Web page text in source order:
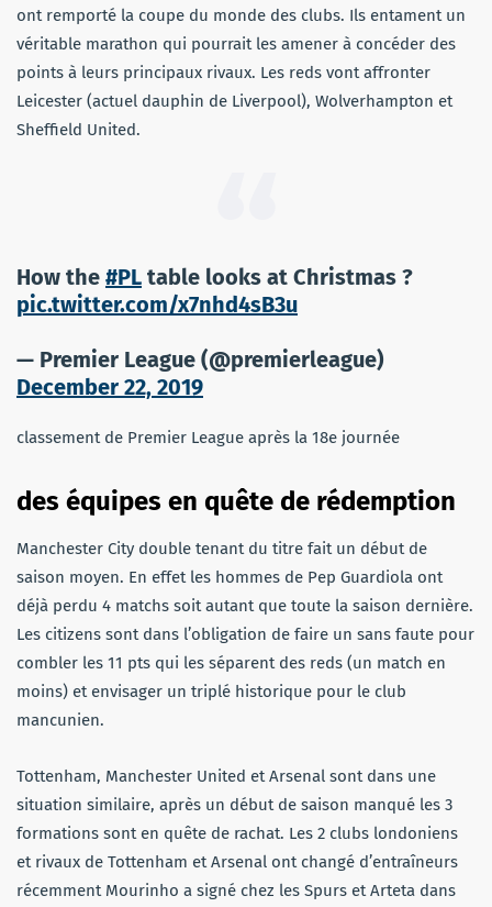
ont remporté la coupe du monde des clubs. Ils entament un
véritable marathon qui pourrait les amener à concéder des
points à leurs principaux rivaux. Les reds vont affronter
Leicester (actuel dauphin de Liverpool), Wolverhampton et
Sheffield United.
How the #PL table looks at Christmas ?
pic.twitter.com/x7nhd4sB3u
— Premier League (@premierleague)
December 22, 2019
classement de Premier League après la 18e journée
des équipes en quête de rédemption
Manchester City double tenant du titre fait un début de
saison moyen. En effet les hommes de Pep Guardiola ont
déjà perdu 4 matchs soit autant que toute la saison dernière.
Les citizens sont dans l’obligation de faire un sans faute pour
combler les 11 pts qui les séparent des reds (un match en
moins) et envisager un triplé historique pour le club
mancunien.
Tottenham, Manchester United et Arsenal sont dans une
situation similaire, après un début de saison manqué les 3
formations sont en quête de rachat. Les 2 clubs londoniens
et rivaux de Tottenham et Arsenal ont changé d’entraîneurs
récemment Mourinho a signé chez les Spurs et Arteta dans